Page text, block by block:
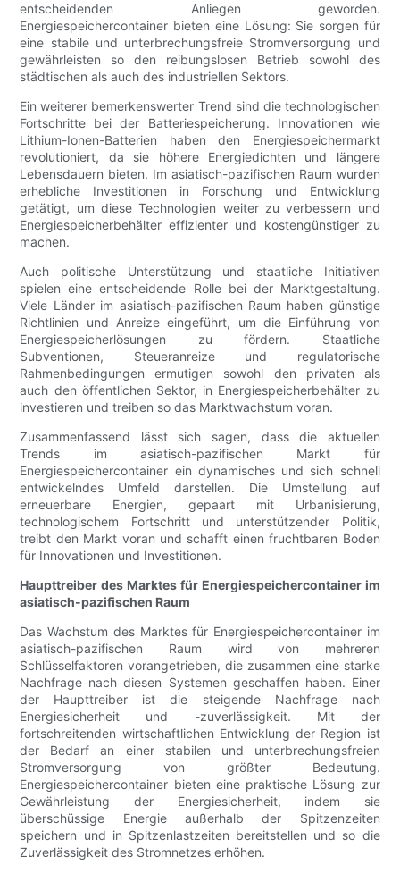
entscheidenden Anliegen geworden.
Energiespeichercontainer bieten eine Lösung: Sie sorgen für
eine stabile und unterbrechungsfreie Stromversorgung und
gewährleisten so den reibungslosen Betrieb sowohl des
städtischen als auch des industriellen Sektors.
Ein weiterer bemerkenswerter Trend sind die technologischen
Fortschritte bei der Batteriespeicherung. Innovationen wie
Lithium-Ionen-Batterien haben den Energiespeichermarkt
revolutioniert, da sie höhere Energiedichten und längere
Lebensdauern bieten. Im asiatisch-pazifischen Raum wurden
erhebliche Investitionen in Forschung und Entwicklung
getätigt, um diese Technologien weiter zu verbessern und
Energiespeicherbehälter effizienter und kostengünstiger zu
machen.
Auch politische Unterstützung und staatliche Initiativen
spielen eine entscheidende Rolle bei der Marktgestaltung.
Viele Länder im asiatisch-pazifischen Raum haben günstige
Richtlinien und Anreize eingeführt, um die Einführung von
Energiespeicherlösungen zu fördern. Staatliche
Subventionen, Steueranreize und regulatorische
Rahmenbedingungen ermutigen sowohl den privaten als
auch den öffentlichen Sektor, in Energiespeicherbehälter zu
investieren und treiben so das Marktwachstum voran.
Zusammenfassend lässt sich sagen, dass die aktuellen
Trends im asiatisch-pazifischen Markt für
Energiespeichercontainer ein dynamisches und sich schnell
entwickelndes Umfeld darstellen. Die Umstellung auf
erneuerbare Energien, gepaart mit Urbanisierung,
technologischem Fortschritt und unterstützender Politik,
treibt den Markt voran und schafft einen fruchtbaren Boden
für Innovationen und Investitionen.
Haupttreiber des Marktes für Energiespeichercontainer im
asiatisch-pazifischen Raum
Das Wachstum des Marktes für Energiespeichercontainer im
asiatisch-pazifischen Raum wird von mehreren
Schlüsselfaktoren vorangetrieben, die zusammen eine starke
Nachfrage nach diesen Systemen geschaffen haben. Einer
der Haupttreiber ist die steigende Nachfrage nach
Energiesicherheit und -zuverlässigkeit. Mit der
fortschreitenden wirtschaftlichen Entwicklung der Region ist
der Bedarf an einer stabilen und unterbrechungsfreien
Stromversorgung von größter Bedeutung.
Energiespeichercontainer bieten eine praktische Lösung zur
Gewährleistung der Energiesicherheit, indem sie
überschüssige Energie außerhalb der Spitzenzeiten
speichern und in Spitzenlastzeiten bereitstellen und so die
Zuverlässigkeit des Stromnetzes erhöhen.